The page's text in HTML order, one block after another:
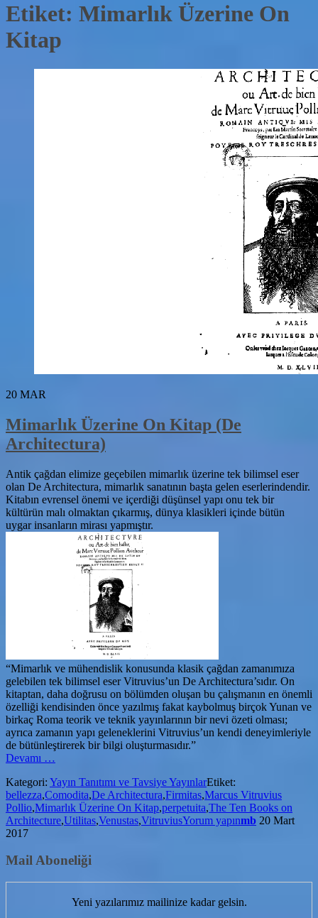
Etiket: Mimarlık Üzerine On
Kitap
20 MAR
Mimarlık Üzerine On Kitap (De
Architectura)
Antik çağdan elimize geçebilen mimarlık üzerine tek bilimsel eser
olan De Architectura, mimarlık sanatının başta gelen eserlerindendir.
Kitabın evrensel önemi ve içerdiği düşünsel yapı onu tek bir
kültürün malı olmaktan çıkarmış, dünya klasikleri içinde bütün
uygar insanların mirası yapmıştır.
“Mimarlık ve mühendislik konusunda klasik çağdan zamanımıza
gelebilen tek bilimsel eser Vitruvius’un De Architectura’sıdır. On
kitaptan, daha doğrusu on bölümden oluşan bu çalışmanın en önemli
özelliği kendisinden önce yazılmış fakat kaybolmuş birçok Yunan ve
birkaç Roma teorik ve teknik yayınlarının bir nevi özeti olması;
ayrıca zamanın yapı geleneklerini Vitruvius’un kendi deneyimleriyle
de bütünleştirerek bir bilgi oluşturmasıdır.”
Devamı
On
Kitap
(De
Architectura)
…
Kategori: Yayın Tanıtımı ve Tavsiye YayınlarEtiket:
bellezza,Comodita,De Architectura,Firmitas,Marcus Vitruvius
Pollio,Mimarlık Üzerine On Kitap,perpetuita,The Ten Books on
Architecture,Utilitas,Venustas,VitruviusYorum yapınmb 20 Mart
2017
Mail Aboneliği
Yeni yazılarımız mailinize kadar gelsin.